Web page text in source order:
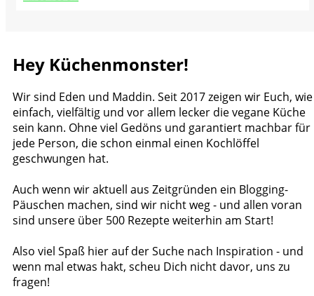
Hey Küchenmonster!
Wir sind Eden und Maddin. Seit 2017 zeigen wir Euch, wie
einfach, vielfältig und vor allem lecker die vegane Küche
sein kann. Ohne viel Gedöns und garantiert machbar für
jede Person, die schon einmal einen Kochlöffel
geschwungen hat.
Auch wenn wir aktuell aus Zeitgründen ein Blogging-
Päuschen machen, sind wir nicht weg - und allen voran
sind unsere über 500 Rezepte weiterhin am Start!
Also viel Spaß hier auf der Suche nach Inspiration - und
wenn mal etwas hakt, scheu Dich nicht davor, uns zu
fragen!